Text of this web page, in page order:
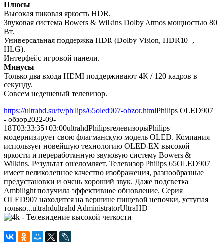
Плюсы
Высокая пиковая яркость HDR.
Звуковая система Bowers & Wilkins Dolby Atmos мощностью 80
Вт.
Универсальная поддержка HDR (Dolby Vision, HDR10+,
HLG).
Интерфейс игровой панели.
Минусы
Только два входа HDMI поддерживают 4K / 120 кадров в
секунду.
Совсем недешевый телевизор.
https://ultrahd.su/tv/philips/65oled907-obzor.htmlPhilips OLED907
- обзор2022-09-
18T03:33:35+03:00ultrahdPhilipsтелевизорыPhilips
модернизирует свою флагманскую модель OLED. Компания
использует новейшую технологию OLED-EX высокой
яркости и переработанную звуковую систему Bowers &
Wilkins. Результат ошеломляет. Телевизор Philips 65OLED907
имеет великолепное качество изображения, разнообразные
предустановки и очень хороший звук. Даже подсветка
Ambilight получила эффективное обновление. Серия
OLED907 находится на вершине пищевой цепочки, уступая
только...ultrahdultrahd AdministratorUltraHD